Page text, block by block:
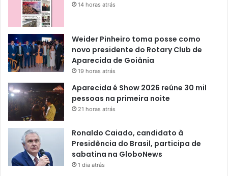
14 horas atrás
Weider Pinheiro toma posse como
novo presidente do Rotary Club de
Aparecida de Goiânia
19 horas atrás
Aparecida é Show 2026 reúne 30 mil
pessoas na primeira noite
21 horas atrás
Ronaldo Caiado, candidato à
Presidência do Brasil, participa de
sabatina na GloboNews
1 dia atrás